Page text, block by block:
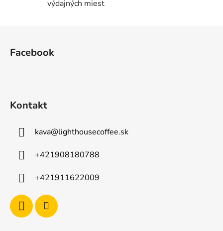
výdajných miest
Facebook
Kontakt
kava@lighthousecoffee.sk
+421908180788
+421911622009